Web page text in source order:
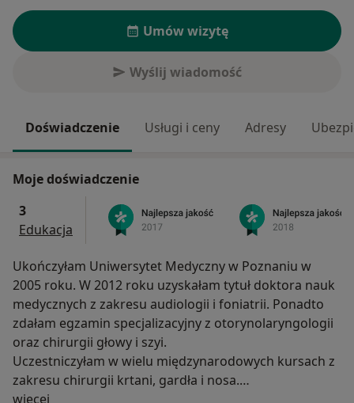
Umów wizytę
Wyślij wiadomość
Doświadczenie Usługi i ceny Adresy
Moje doświadczenie
3
Edukacja
Ukończyłam Uniwersytet Medyczny w Poznaniu w
2005 roku. W 2012 roku uzyskałam tytuł doktora nauk
medycznych z zakresu audiologii i foniatrii. Ponadto
zdałam egzamin specjalizacyjny z otorynolaryngologii
oraz chirurgii głowy i szyi.
Uczestniczyłam w wielu międzynarodowych kursach z
zakresu chirurgii krtani, gardła i nosa.
Pracuję w Klinice Otolaryngologii i Onkologii
więcej